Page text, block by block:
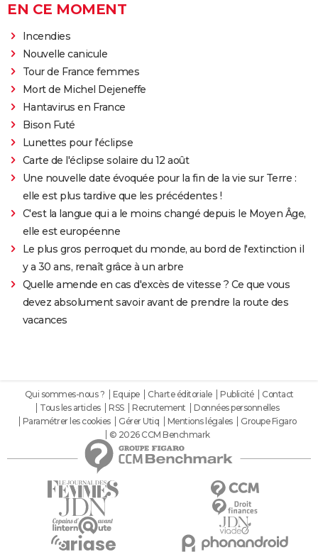
EN CE MOMENT
Incendies
Nouvelle canicule
Tour de France femmes
Mort de Michel Dejeneffe
Hantavirus en France
Bison Futé
Lunettes pour l'éclipse
Carte de l'éclipse solaire du 12 août
Une nouvelle date évoquée pour la fin de la vie sur Terre :
elle est plus tardive que les précédentes !
C'est la langue qui a le moins changé depuis le Moyen Âge,
elle est européenne
Le plus gros perroquet du monde, au bord de l'extinction il
y a 30 ans, renaît grâce à un arbre
Quelle amende en cas d'excès de vitesse ? Ce que vous
devez absolument savoir avant de prendre la route des
vacances
Qui sommes-nous ? Equipe Charte éditoriale Publicité
Contact
Tous les articles
RSS Recrutement
Données personnelles
Paramétrer les cookies
Gérer Utiq Mentions légales
Groupe Figaro
© 2026 CCM Benchmark